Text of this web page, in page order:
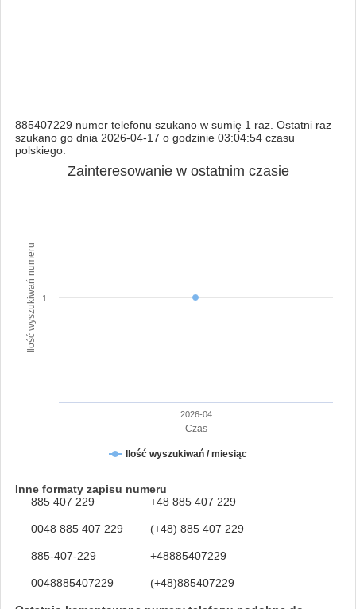
885407229 numer telefonu szukano w sumię 1 raz. Ostatni raz
szukano go dnia 2026-04-17 o godzinie 03:04:54 czasu
polskiego.
Czas
Ilość wyszukiwań numeru
Zainteresowanie w ostatnim czasie
Ilość wyszukiwań / miesiąc
2026-04
1
Inne formaty zapisu numeru
885 407 229
+48 885 407 229
0048 885 407 229 (+48) 885 407 229
885-407-229 +48885407229
0048885407229 (+48)885407229